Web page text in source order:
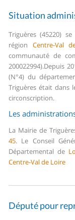
Situation
Triguères (45220)
région Centre-Val
communauté de
200022994).Depuis
(N°4) du
Triguères était dans
circonscription.
Les
La Mairie de
45. Le Conseil
Départemental de
Centre-Val de Loire
Député pour